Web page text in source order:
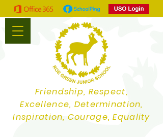
Friendship, Respect,
Excellence, Determination,
Inspiration, Courage, Equality